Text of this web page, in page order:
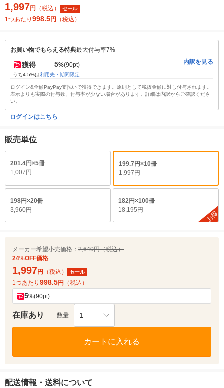
1,997円 （税込） セール
1つあたり 998.5円 （税込）
お買い物でもらえる特典最大付与率7%
獲得 5%(90pt)
うち4.5%は利用先・期間限定
内訳を見る
ログイン&全額PayPay支払いで獲得できます。原則として税抜金額に対し付与されます。
表示よりも実際の付与数、付与率が少ない場合があります。詳細は内訳からご確認くださ
い。
ログインはこちら
販売単位
201.4円×5冊
1,007円
199.7円×10冊
1,997円
198円×20冊
3,960円
182円×100冊
18,195円
お得
メーカー希望小売価格： 2,640円（税込）
24%OFF価格
1,997円 （税込） セール
1つあたり 998.5円 （税込）
5%(90pt)
在庫あり 数量 1
カートに入れる
配送情報・送料について